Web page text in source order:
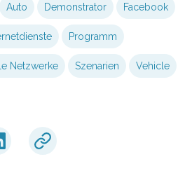
Auto Demonstrator Facebook
Programm
Netzwerke Szenarien Vehicle